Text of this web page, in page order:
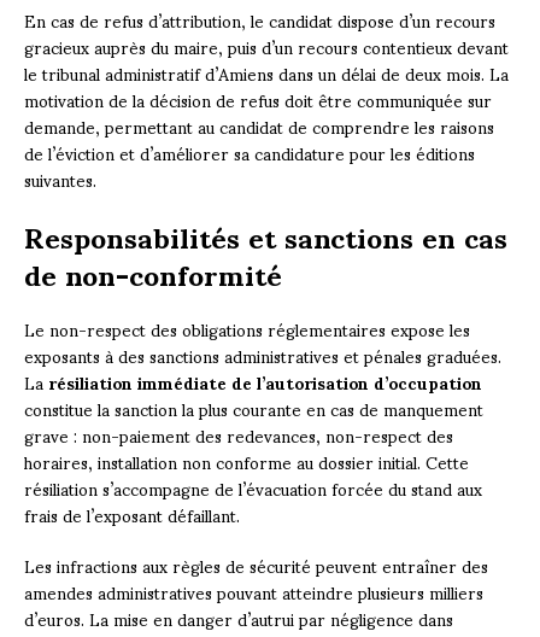
En cas de refus d’attribution, le candidat dispose d’un recours
gracieux auprès du maire, puis d’un recours contentieux devant
le tribunal administratif d’Amiens dans un délai de deux mois. La
motivation de la décision de refus doit être communiquée sur
demande, permettant au candidat de comprendre les raisons
de l’éviction et d’améliorer sa candidature pour les éditions
suivantes.
Responsabilités et sanctions en cas
de non-conformité
Le non-respect des obligations réglementaires expose les
exposants à des sanctions administratives et pénales graduées.
Larésiliation immédiate de l’autorisation d’occupation
constitue la sanction la plus courante en cas de manquement
grave : non-paiement des redevances, non-respect des
horaires, installation non conforme au dossier initial. Cette
résiliation s’accompagne de l’évacuation forcée du stand aux
frais de l’exposant défaillant.
Les infractions aux règles de sécurité peuvent entraîner des
amendes administratives pouvant atteindre plusieurs milliers
d’euros. La mise en danger d’autrui par négligence dans